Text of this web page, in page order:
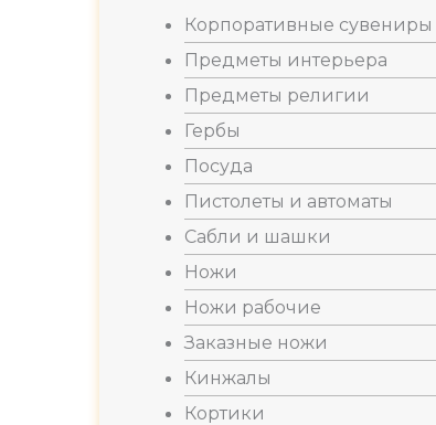
Корпоративные сувениры
Предметы интерьера
Предметы религии
Гербы
Посуда
Пистолеты и автоматы
Сабли и шашки
Ножи
Ножи рабочие
Заказные ножи
Кинжалы
Кортики